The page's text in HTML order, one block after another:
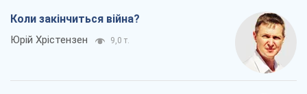
Коли закінчиться війна?
Юрій Хрістензен 9,0 т.